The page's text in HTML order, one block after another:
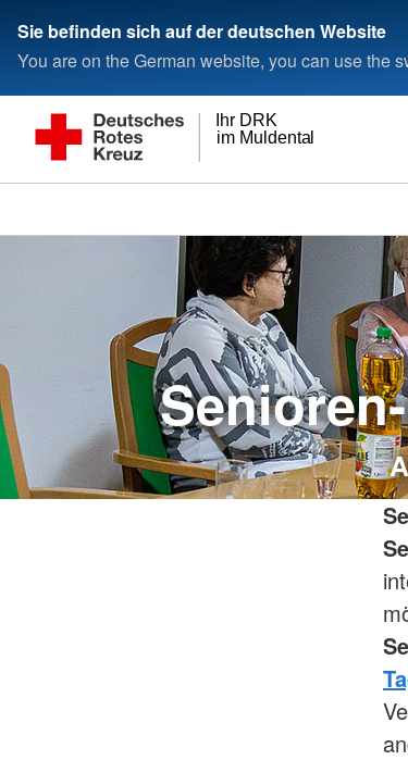
Sie befinden sich auf der deutschen Website
You are on the German website, you can use the
im Muldental
Ihr DRK